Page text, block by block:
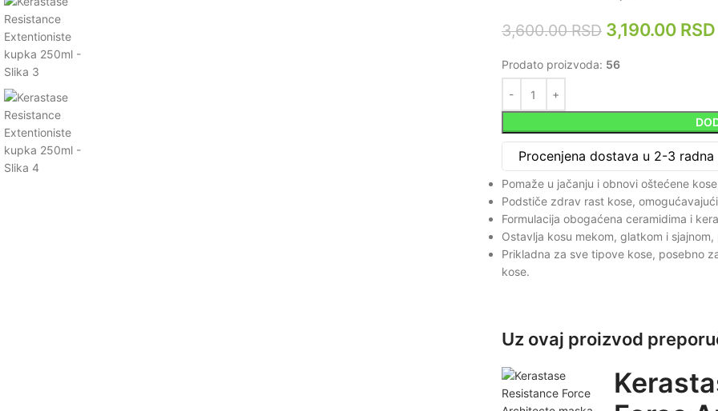
3,600.00RSD 3,190.00 RSD
Prodato proizvoda: 56
Uz ovaj proizvod
Procenjena dostava u 2-3 radna
Pomaže u jačanju i obnovi oštećene
Podstiče zdrav rast kose,
Formulacija obogaćena ceramidima i
Ostavlja kosu mekom, glatkom i
Prikladna za sve tipove kose, posebno
kose.